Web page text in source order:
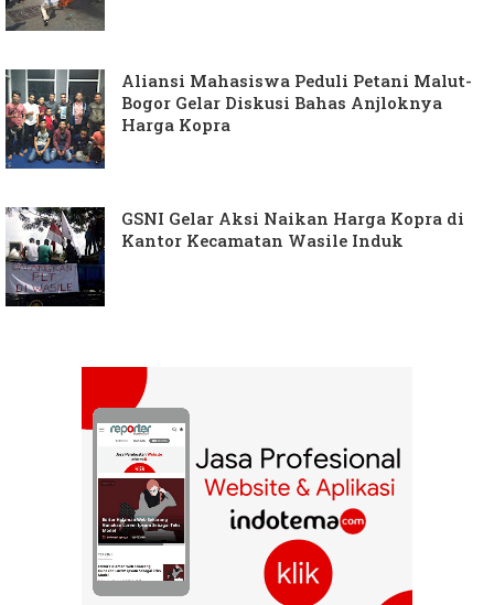
Aliansi Mahasiswa Peduli Petani Malut-
Bogor Gelar Diskusi Bahas Anjloknya
Harga Kopra
GSNI Gelar Aksi Naikan Harga Kopra di
Kantor Kecamatan Wasile Induk